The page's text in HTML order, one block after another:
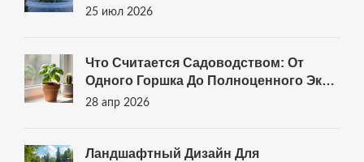
Укрытия
25 июл 2026
Что Считается Садоводством: От
Одного Горшка До Полноценного Эко-
Сада
28 апр 2026
Ландшафтный Дизайн Для